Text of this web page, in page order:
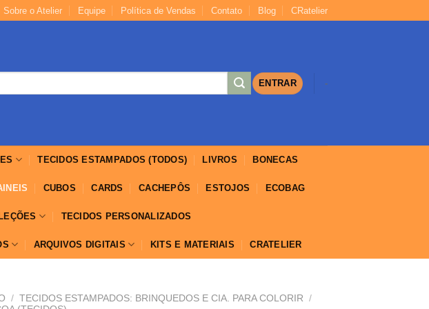
Sobre o Atelier Equipe Política de Vendas Contato Blog CRatelier
ENTRAR -
TECIDOS ESTAMPADOS (TODOS) LIVROS BONECAS
CUBOS CARDS CACHEPÔS ESTOJOS ECOBAG
TECIDOS PERSONALIZADOS
ARQUIVOS DIGITAIS KITS E MATERIAIS CRATELIER
/ TECIDOS ESTAMPADOS: BRINQUEDOS E CIA. PARA COLORIR
/